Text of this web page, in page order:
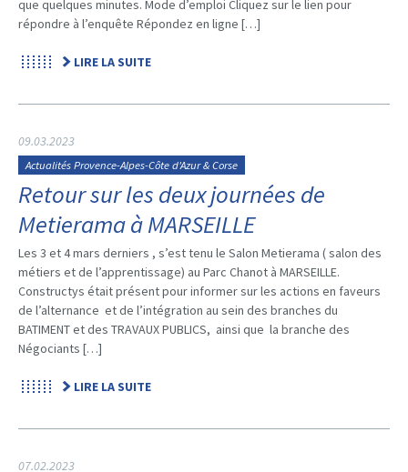
que quelques minutes. Mode d’emploi Cliquez sur le lien pour
répondre à l’enquête Répondez en ligne […]
LIRE LA SUITE
09.03.2023
Actualités Provence-Alpes-Côte d'Azur & Corse
Retour sur les deux journées de
Metierama à MARSEILLE
Les 3 et 4 mars derniers , s’est tenu le Salon Metierama ( salon des
métiers et de l’apprentissage) au Parc Chanot à MARSEILLE.
Constructys était présent pour informer sur les actions en faveurs
de l’alternance et de l’intégration au sein des branches du
BATIMENT et des TRAVAUX PUBLICS, ainsi que la branche des
Négociants […]
LIRE LA SUITE
07.02.2023